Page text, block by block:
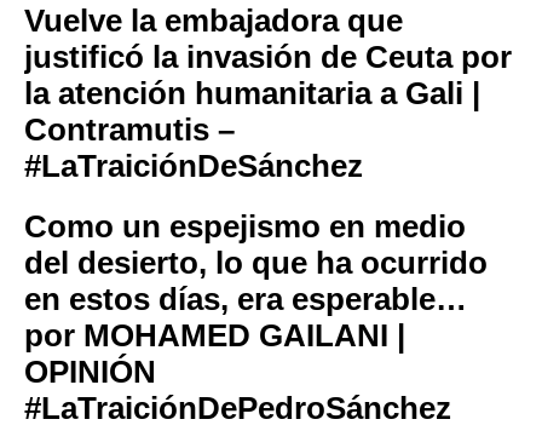
Vuelve la embajadora que
justificó la invasión de Ceuta por
la atención humanitaria a Gali |
Contramutis –
#LaTraiciónDeSánchez
Como un espejismo en medio
del desierto, lo que ha ocurrido
en estos días, era esperable…
por MOHAMED GAILANI |
OPINIÓN
#LaTraiciónDePedroSánchez